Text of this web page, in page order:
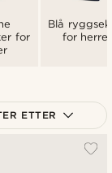
for
Blå
for herrer
ETTER